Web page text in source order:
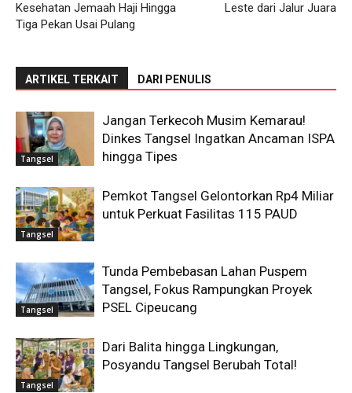
Kesehatan Jemaah Haji Hingga
Tiga Pekan Usai Pulang
Leste dari Jalur Juara
ARTIKEL TERKAIT DARI PENULIS
Tangsel
Jangan Terkecoh Musim Kemarau!
Dinkes Tangsel Ingatkan Ancaman ISPA
hingga Tipes
Tangsel
Pemkot Tangsel Gelontorkan Rp4 Miliar
untuk Perkuat Fasilitas 115 PAUD
Tangsel
Tunda Pembebasan Lahan Puspem
Tangsel, Fokus Rampungkan Proyek
PSEL Cipeucang
Tangsel
Dari Balita hingga Lingkungan,
Posyandu Tangsel Berubah Total!